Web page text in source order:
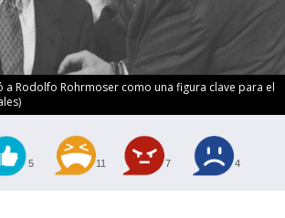
a Rodolfo Rohrmoser como una figura clave para el
5 11 7 4